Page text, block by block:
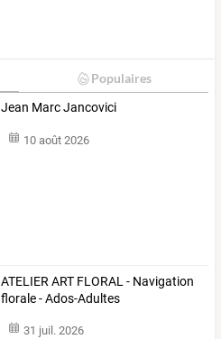
Populaires
Jean Marc Jancovici
10 août 2026
ATELIER ART FLORAL - Navigation
florale - Ados-Adultes
31 juil. 2026